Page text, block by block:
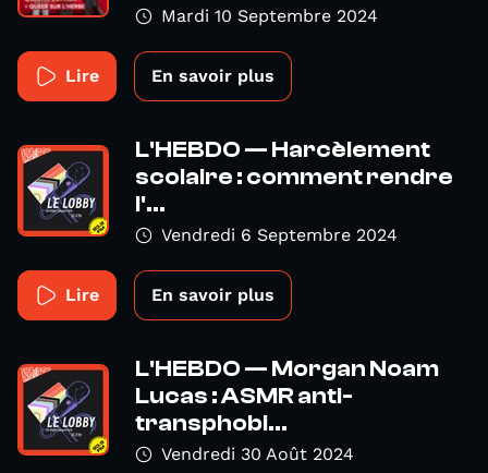
Mardi 10 Septembre 2024
Lire En savoir plus
L'HEBDO — Harcèlement
scolaire : comment rendre
l'...
Vendredi 6 Septembre 2024
Lire En savoir plus
L'HEBDO — Morgan Noam
Lucas : ASMR anti-
transphobi...
Vendredi 30 Août 2024